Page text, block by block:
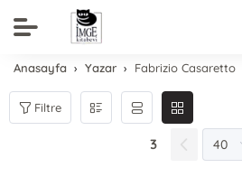
Anasayfa Yazar Fabrizio Casaretto
Filtre
3